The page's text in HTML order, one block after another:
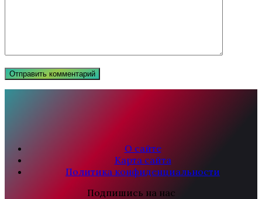
О сайте
Карта сайта
Политика конфиденциальности
Подпишись на нас